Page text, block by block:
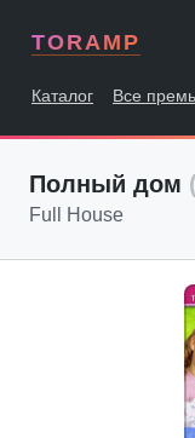
TORAMP
Каталог Все
Полный дом
Full House